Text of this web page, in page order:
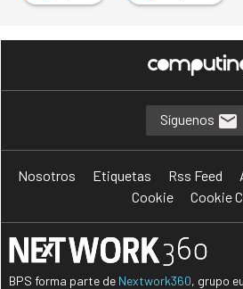
Síguenos
Nosotros Etiquetas Rss Feed
Cookie
Cookie
BPS forma parte de Nextwork360, grupo